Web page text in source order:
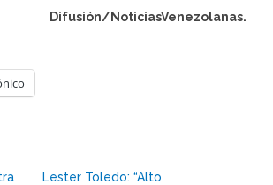
Difusión/NoticiasVenezolanas.
Lester Toledo: “Alto